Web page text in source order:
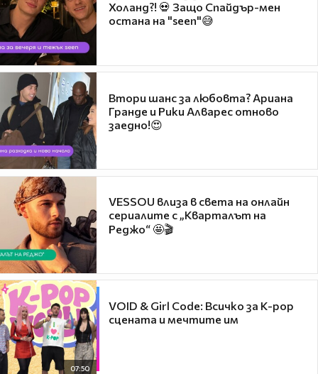
Холанд?! 💀 Защо Спайдър-мен
остана на "seen"😅
Втори шанс за любовта? Ариана
Гранде и Рики Алварес отново
заедно!😍
VESSOU влиза в света на онлайн
сериалите с „Кварталът на
Реджо“ 🤩🎬
07:50
VOID & Girl Code: Всичко за K-pop
сцената и мечтите им